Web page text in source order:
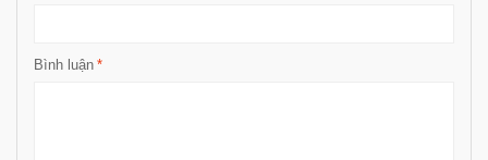
*
Bình luận